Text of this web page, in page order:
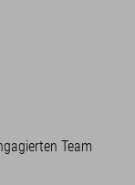
Team